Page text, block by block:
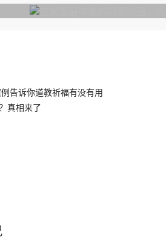
告诉你道教祈福有没有用
真相来了